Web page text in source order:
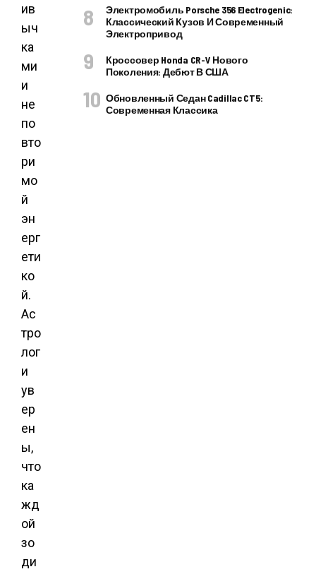
ив
ыч
ка
ми
и
не
по
вто
ри
мо
й
эн
ерг
ети
ко
й.
Ас
тро
лог
и
ув
ер
ен
ы,
что
ка
жд
ой
зо
ди
Электромобиль Porsche 356 Electrogenic:
Классический Кузов И Современный
Электропривод
Кроссовер Honda CR-V Нового
Поколения: Дебют В США
Обновленный Седан Cadillac CT5:
Современная Классика